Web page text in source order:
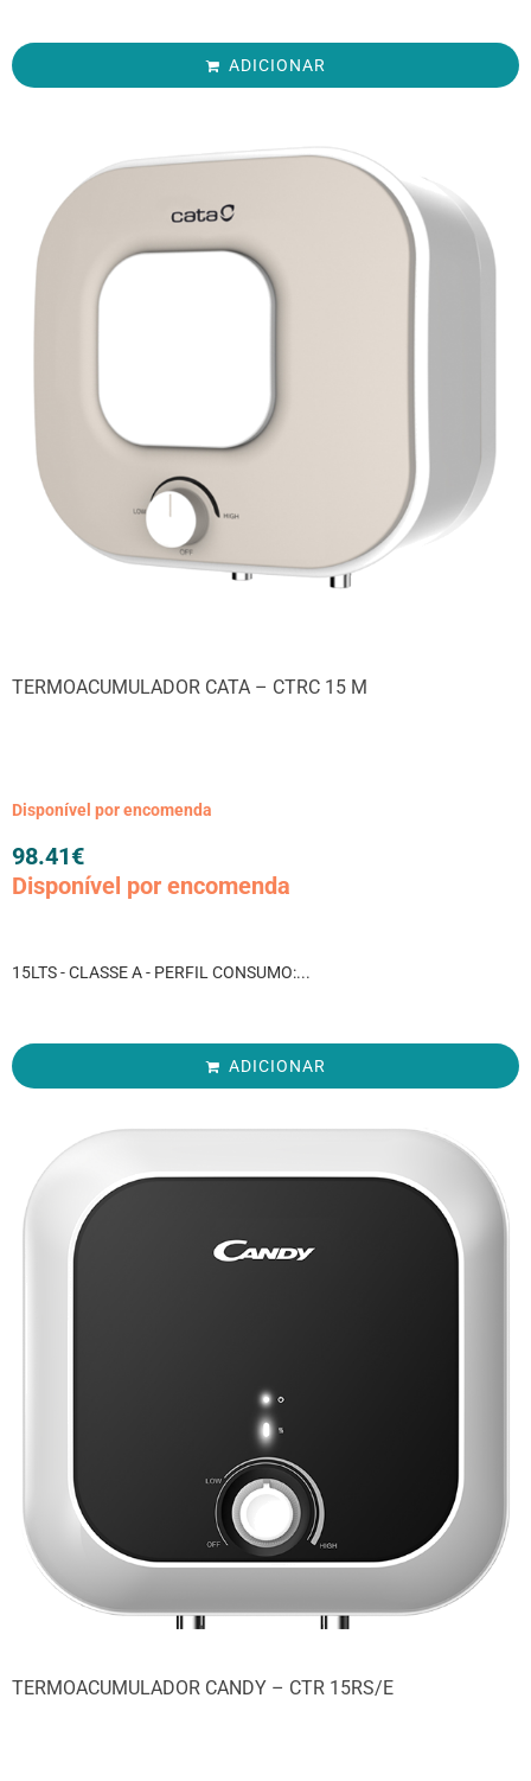
ADICIONAR
TERMOACUMULADOR CATA – CTRC 15 M
Disponível por encomenda
98.41€
Disponível por encomenda
15LTS - CLASSE A - PERFIL CONSUMO:...
ADICIONAR
TERMOACUMULADOR CANDY – CTR 15RS/E